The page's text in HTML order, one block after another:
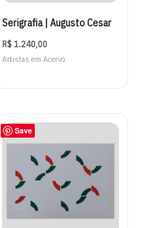
Serigrafia | Augusto Cesar
R$1.240,00
Artistas em Acervo
Save